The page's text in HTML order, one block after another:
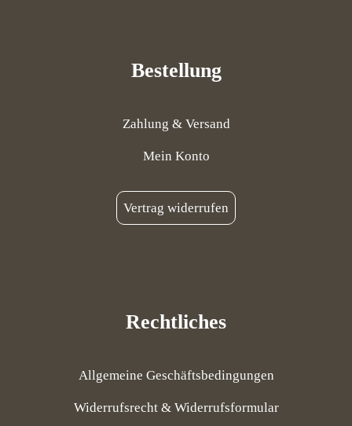
Bestellung
Zahlung & Versand
Mein Konto
Vertrag widerrufen
Rechtliches
Allgemeine Geschäftsbedingungen
Widerrufsrecht & Widerrufsformular